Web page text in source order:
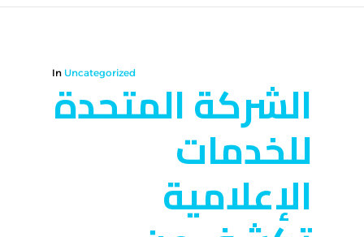
In Uncategorized
الشركة المتحدة
للخدمات
الإعلامية